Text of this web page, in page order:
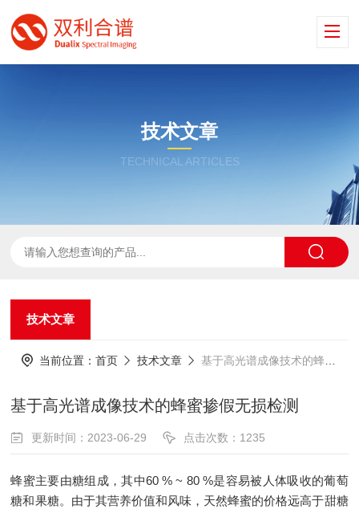
技术文章
TECHNICAL ARTICLES
技术文章
当前位置：首页 技术文章 基于高光谱成像技术的蜂蜜掺假无损检测
基于高光谱成像技术的蜂蜜掺假无损检测
更新时间：2023-06-29 点击次数：1235
蜂蜜主要由糖组成，其中60 % ~ 80 %是容易被人体吸收的葡萄
糖和果糖。由于其营养价值和风味，天然蜂蜜的价格远高于甜糖